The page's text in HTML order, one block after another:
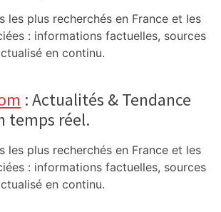
les plus recherchés en France et les
: informations factuelles, sources
en continu.
: Actualités & Tendance
temps réel.
les plus recherchés en France et les
: informations factuelles, sources
en continu.